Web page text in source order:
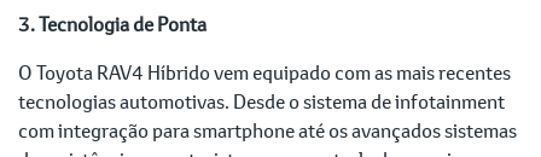
3. Tecnologia de Ponta
O Toyota RAV4 Híbrido vem equipado com as mais recentes
tecnologias automotivas. Desde o sistema de infotainment
com integração para smartphone até os avançados sistemas